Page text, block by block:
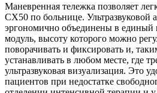
Маневренная тележка позволяет
CX50 по больнице. Ультразвуковой
эргономично объединены в единый
модуль, высоту которого можно
поворачивать и фиксировать и,
устанавливать в любом месте, где
ультразвуковая визуализация. Это
пациентов при недостатке